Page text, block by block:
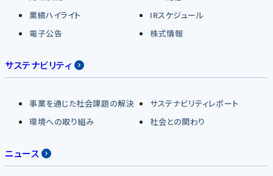
業績ハイライト
IRスケジュール
電子公告
株式情報
サステナビリティ
事業を通じた社会課題の解決
サステナビリティレポート
環境への取り組み
社会との関わり
ニュース